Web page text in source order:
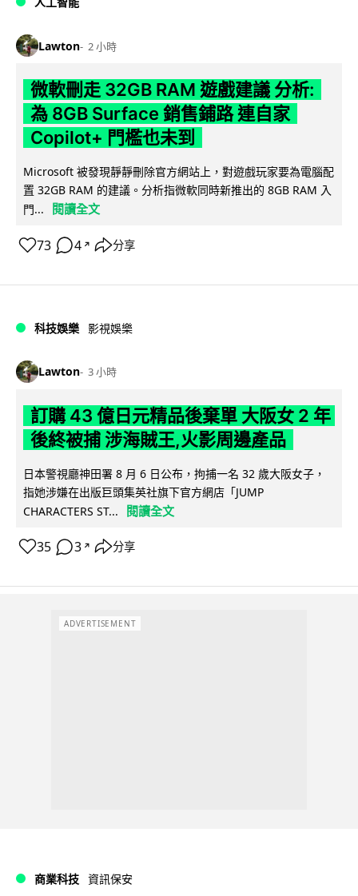
Lawton 2 小時
微軟刪走 32GB RAM 遊戲建議 分析:
為 8GB Surface 銷售鋪路 連自家
Copilot+ 門檻也未到
Microsoft 被發現靜靜刪除官方網站上，對遊戲玩家要為電腦配
置 32GB RAM 的建議。分析指微軟同時新推出的 8GB RAM 入
門...
閱讀全文
73 4 ↗ 分享
科技娛樂 影視娛樂
Lawton 3 小時
訂購 43 億日元精品後棄單 大阪女 2 年
後終被捕 涉海賊王,火影周邊產品
日本警視廳神田署 8 月 6 日公布，拘捕一名 32 歲大阪女子，
指她涉嫌在出版巨頭集英社旗下官方網店「JUMP
CHARACTERS ST...
閱讀全文
35 3 ↗ 分享
ADVERTISEMENT
商業科技 資訊保安